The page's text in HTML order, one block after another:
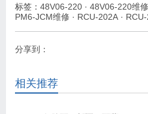
标签： 48V06-220 · 48V06-220维修
PM6-JCM维修 · RCU-202A ·
分享到：
相关推荐